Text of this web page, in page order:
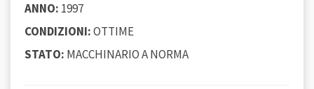
ANNO: 1997
CONDIZIONI:OTTIME
STATO: MACCHINARIO A NORMA